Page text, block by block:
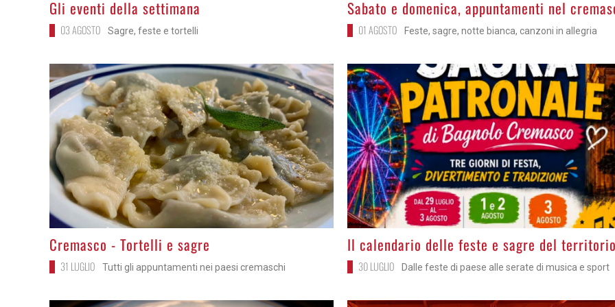
Gli eventi della settimana
03 AGOSTO Sagre, feste e tortelli
Sabato e domenica, appuntamenti nel
01 AGOSTO Feste, sagre, notte bianca, canzoni in allegria
>
Cremasco - Tortelli e sagre
31 LUGLIO Tutti gli appuntamenti nei paesi cremaschi
>
Il calendario delle feste e sagre del territorio
30 LUGLIO Dalle feste di paese alle serate di musica e sport